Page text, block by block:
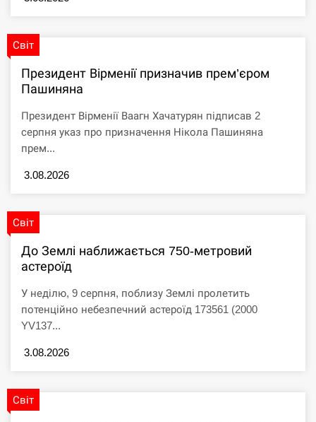
СЕРПЕНЬ
03:23
переговоры с Ираном
СЕРПЕНЬ
03:23
03:23
СЕРПЕНЬ
03:10
В Амстердамі затримали двох підозрюваних в
оскверненні Національного монумента на…
СЕРПЕНЬ
03:00
Світ
Президент Вірменії призначив прем’єром
Пашиняна
Президент Вірменії Ваагн Хачатурян підписав 2
серпня указ про призначення Нікола Пашиняна
прем...
3.08.2026
Світ
До Землі наближається 750-метровий
астероїд
У неділю, 9 серпня, поблизу Землі пролетить
потенційно небезпечний астероїд 173561 (2000
YV137...
3.08.2026
Світ